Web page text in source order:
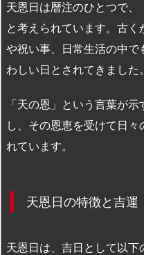
天恩日は暦注のひとつで、
と考えられています。古
や祝い事、日常生活の中で
わしい日とされてきました。
「天の恩」という言葉が
し、その恩恵を受けて日
れています。
天恩日の特徴と吉運
天恩日は、吉日として以下